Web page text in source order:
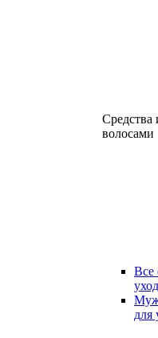
Средства
волосами
Все
для